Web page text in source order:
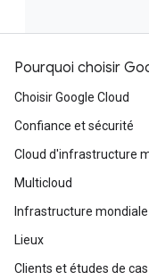
Pourquoi choisir
Choisir Google Cloud
Confiance et sécurité
Cloud d'infrastructure
Multicloud
Infrastructure mondiale
Lieux
Clients et études de cas